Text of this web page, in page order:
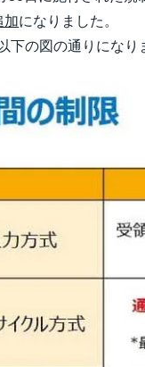
加になりました。
下の図の通りになり